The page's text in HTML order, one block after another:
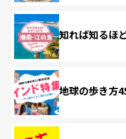
知れば知るほ
地球の歩き方